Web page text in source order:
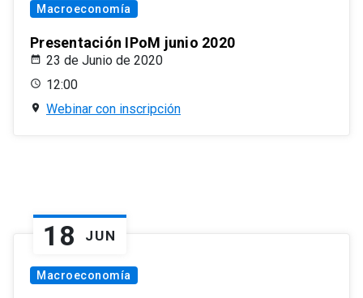
Macroeconomía
Presentación IPoM junio 2020
23 de Junio de 2020
12:00
Webinar con inscripción
18 JUN
Macroeconomía